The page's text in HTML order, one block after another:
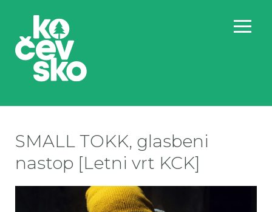
SMALL TOKK, glasbeni
nastop [Letni vrt KCK]